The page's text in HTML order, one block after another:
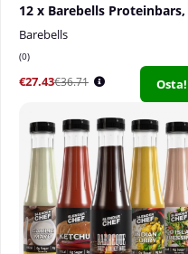
Barebells
0
€27.43€36.71 Osta!